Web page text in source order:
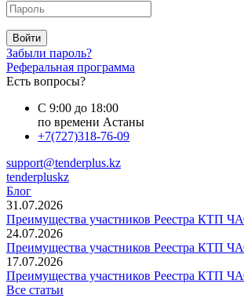
Войти
Забыли пароль?
Реферальная программа
Есть вопросы?
С 9:00 до 18:00
по времени Астаны
+7(727)318-76-09
support@tenderplus.kz
tenderpluskz
Блог
31.07.2026
Преимущества участников Реестра КТП
24.07.2026
Преимущества участников Реестра КТП
17.07.2026
Преимущества участников Реестра КТП
Все статьи